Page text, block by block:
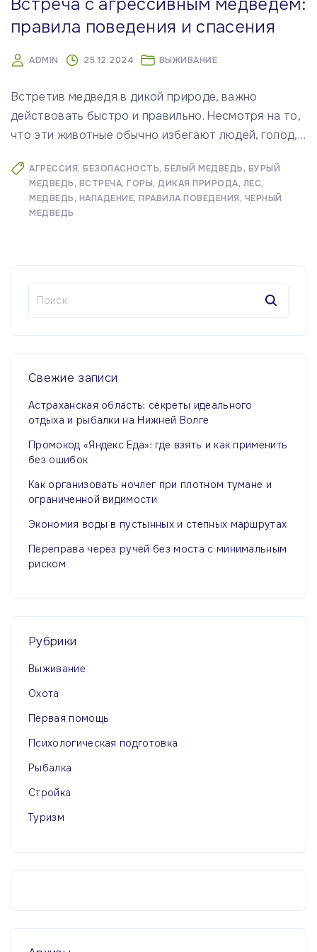
Встреча с агрессивным медведем:
правила поведения и спасения
ADMIN 25.12.2024 ВЫЖИВАНИЕ
Встретив медведя в дикой природе, важно
действовать быстро и правильно. Несмотря на то,
что эти животные обычно избегают людей, голод,…
АГРЕССИЯ БЕЗОПАСНОСТЬ БЕЛЫЙ МЕДВЕДЬ БУРЫЙ
МЕДВЕДЬ ВСТРЕЧА ГОРЫ ДИКАЯ ПРИРОДА ЛЕС
МЕДВЕДЬ НАПАДЕНИЕ ПРАВИЛА ПОВЕДЕНИЯ ЧЕРНЫЙ
МЕДВЕДЬ
т
и
Свежие записи
Астраханская область: секреты идеального
отдыха и рыбалки на Нижней Волге
Промокод «Яндекс Еда»: где взять и как применить
без ошибок
Как организовать ночлег при плотном тумане и
ограниченной видимости
Экономия воды в пустынных и степных маршрутах
Переправа через ручей без моста с минимальным
риском
Рубрики
Выживание
Охота
Первая помощь
Психологическая подготовка
Рыбалка
Стройка
Туризм